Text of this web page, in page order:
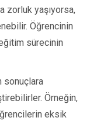
zorluk yaşıyorsa,
Öğrencinin
sürecinin
sonuçlara
Örneğin,
eksik